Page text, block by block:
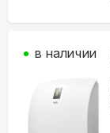
в наличии